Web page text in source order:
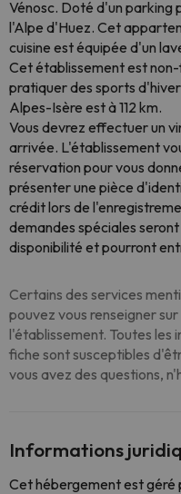
Vénosc. Doté d'un parking
l'Alpe d'Huez. Cet
cuisine est équipée d'un
Cet établissement est
pratiquer des sports
Alpes-Isère est à 112 km.
Vous devrez effectuer un
arrivée. L'établissement
réservation pour vous
présenter une pièce
crédit lors de
demandes spéciales
disponibilité et pourront
Certains des services
pouvez vous renseigner
l'établissement. Toutes les
fiche sont susceptibles
vous avez des questions,
Informations
Cet hébergement est géré